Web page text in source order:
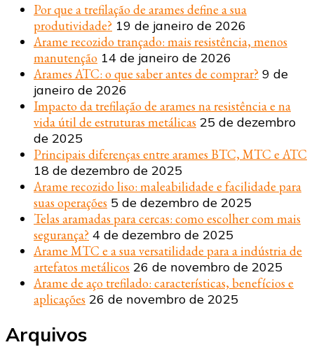
Por que a trefilação de arames define a sua
produtividade? 19 de janeiro de 2026
Arame recozido trançado: mais resistência, menos
manutenção 14 de janeiro de 2026
Arames ATC: o que saber antes de comprar? 9 de
janeiro de 2026
Impacto da trefilação de arames na resistência e na
vida útil de estruturas metálicas 25 de dezembro
de 2025
Principais diferenças entre arames BTC, MTC e ATC
18 de dezembro de 2025
Arame recozido liso: maleabilidade e facilidade para
suas operações 5 de dezembro de 2025
Telas aramadas para cercas: como escolher com mais
segurança? 4 de dezembro de 2025
Arame MTC e a sua versatilidade para a indústria de
artefatos metálicos 26 de novembro de 2025
Arame de aço trefilado: características, benefícios e
aplicações 26 de novembro de 2025
Arquivos